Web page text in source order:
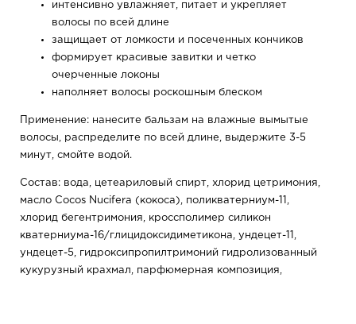
интенсивно увлажняет, питает и укрепляет
волосы по всей длине
защищает от ломкости и посеченных кончиков
формирует красивые завитки и четко
очерченные локоны
наполняет волосы роскошным блеском
Применение: нанесите бальзам на влажные вымытые
волосы, распределите по всей длине, выдержите 3-5
минут, смойте водой.
Состав: вода, цетеариловый спирт, хлорид цетримония,
масло Cocos Nucifera (кокоса), поликватерниум-11,
хлорид бегентримония, кроссполимер силикон
кватерниума-16/глицидоксидиметикона, ундецет-11,
ундецет-5, гидроксипропилтримоний гидролизованный
кукурузный крахмал, парфюмерная композиция,